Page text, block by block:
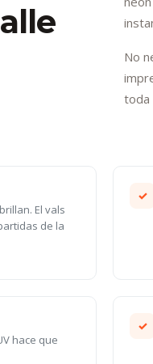
No
toda
El vals
de la
✓
hace que
✓